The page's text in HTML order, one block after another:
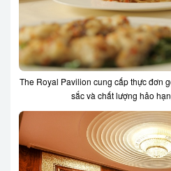
The Royal Pavilion cung cấp thực đơn
sắc và chất lượng hảo